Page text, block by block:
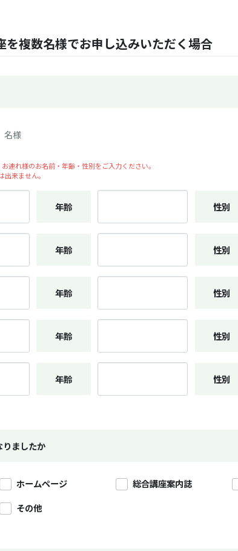
を複数名様でお申し込みいただく場合
名様
連れ様のお名前・年齢・性別をご入力ください。
来ません。
年齢 性別
年齢 性別
年齢 性別
年齢 性別
年齢 性別
りましたか
ホームページ 総合講座案内誌
その他